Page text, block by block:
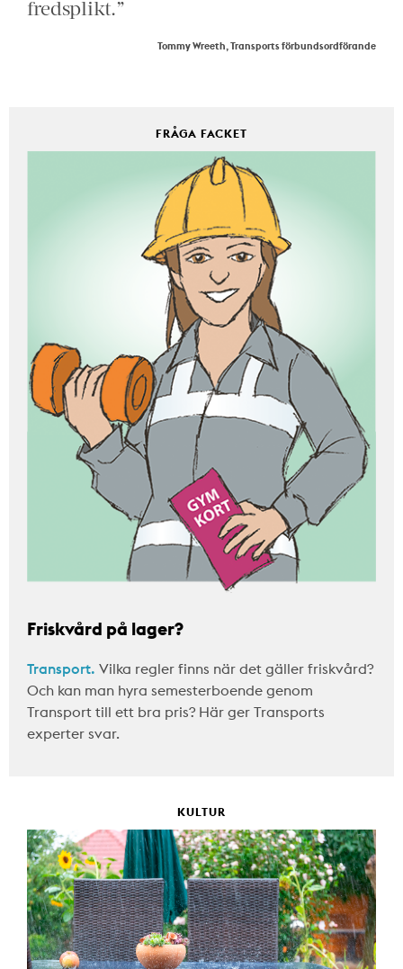
fredsplikt.”
Tommy Wreeth, Transports förbundsordförande
FRÅGA FACKET
Friskvård på lager?
Transport. Vilka regler finns när det gäller friskvård?
Och kan man hyra semesterboende genom
Transport till ett bra pris? Här ger Transports
experter svar.
KULTUR